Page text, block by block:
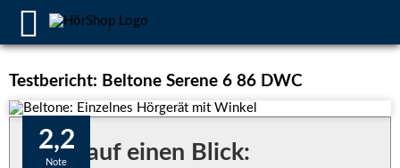
Testbericht: Beltone Serene 6 86 DWC
2,2
Note
Alles auf einen Blick: